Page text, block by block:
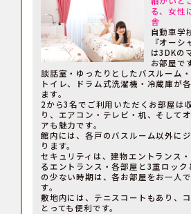
る、女性
舎
自動車学
『オーシ
は3DKの
お部屋で
談話室・ゆったりとしたバスルーム
トイレ、ドラム式洗濯機・冷蔵庫が
ます。
2から3名でご利用いただくお部屋は
り、エアコン・テレビ・机、そして
アも魅力です。
館内には、各戸のバスルーム以外に
ります。
セキュリティは、建物エントランス
るエントランス・各部屋と3重ロック
の少ない時期は、各お部屋をお一人
す。
敷地内には、テニスコートもあり、
とっても便利です。